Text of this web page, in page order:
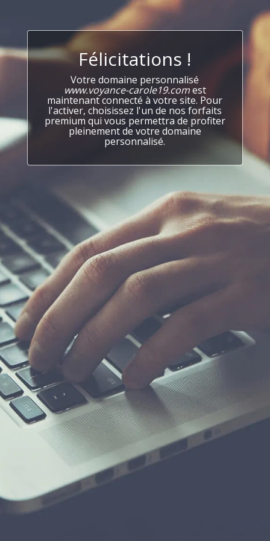
Félicitations !
Votre domaine personnalisé
www.voyance-carole19.comest
maintenant connecté à votre site. Pour
l'activer, choisissez l'un de nos forfaits
premium qui vous permettra de profiter
pleinement de votre domaine
personnalisé.